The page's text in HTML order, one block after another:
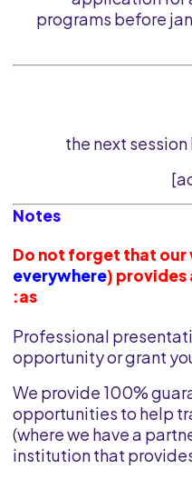
programs before
the next
Notes
Do not forget that our
everywhere) provides
as:
1- Professional
opportunity or grant
2- We provide 100%
opportunities to help
(where we have a
institution that